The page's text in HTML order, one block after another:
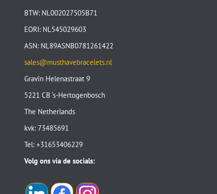
BTW: NL002027505B71
EORI: NL545029603
ASN: NL89ASNB0781261422
sales@musthavebracelets.nl
Gravin Helenastraat 9
5221 CB ‘s-Hertogenbosch
The Netherlands
kvk: 73485691
Tel: +31653406229
Volg ons via de socials: